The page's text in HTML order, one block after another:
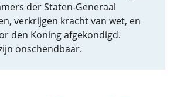
der Staten-Generaal
verkrijgen kracht van wet, en
den Koning afgekondigd.
onschendbaar.